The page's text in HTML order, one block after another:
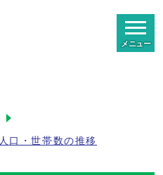
メニュー
人口・世帯数の推移